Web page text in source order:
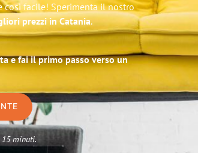
così facile! Sperimenta il nostro
prezzi in Catania.
e fai il primo passo verso un
minuti.